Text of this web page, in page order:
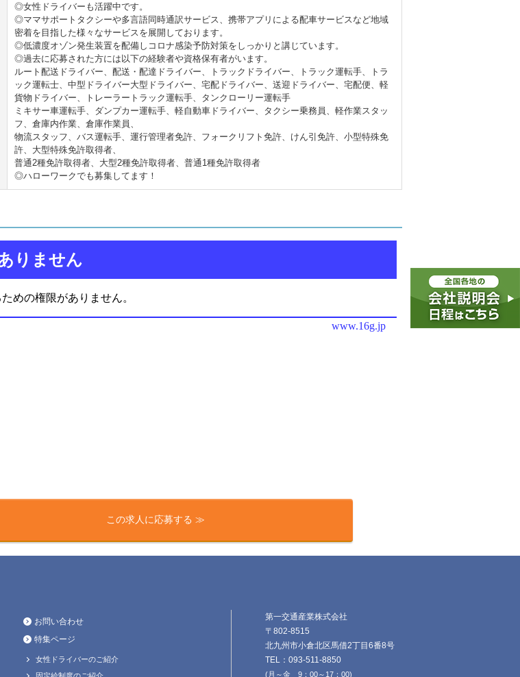
◎女性ドライバーも活躍中です。
◎ママサポートタクシーや多言語同時通訳サービス、携帯アプリによる配車サービスなど地域
密着を目指した様々なサービスを展開しております。
◎低濃度オゾン発生装置を配備しコロナ感染予防対策をしっかりと講じています。
◎過去に応募された方には以下の経験者や資格保有者がいます。
ルート配送ドライバー、配送・配達ドライバー、トラックドライバー、トラック運転手、トラ
ック運転士、中型ドライバー大型ドライバー、宅配ドライバー、送迎ドライバー、宅配便、軽
貨物ドライバー、トレーラートラック運転手、タンクローリー運転手
ミキサー車運転手、ダンプカー運転手、軽自動車ドライバー、タクシー乗務員、軽作業スタッ
フ、倉庫内作業、倉庫作業員、
物流スタッフ、バス運転手、運行管理者免許、フォークリフト免許、けん引免許、小型特殊免
許、大型特殊免許取得者、
普通2種免許取得者、大型2種免許取得者、普通1種免許取得者
◎ハローワークでも募集してます！
この求人に応募する ≫
お問い合わせ
特集ページ
女性ドライバーのご紹介
第一交通産業株式会社
〒802-8515
北九州市小倉北区馬借2丁目6番8号
TEL：093-511-8850
(月～金 9：00～17：00)